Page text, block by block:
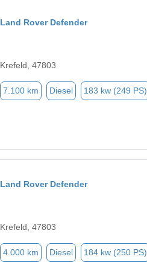
Land Rover Defender
Krefeld, 47803
7.100 km Diesel 183 kw (249 PS)
Land Rover Defender
Krefeld, 47803
4.000 km Diesel 184 kw (250 PS)